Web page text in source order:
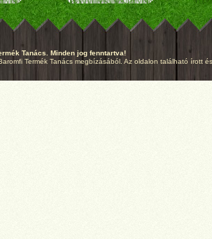
Tanács. Minden jog fenntartva!
Termék Tanács megbízásából. Az oldalon található írott